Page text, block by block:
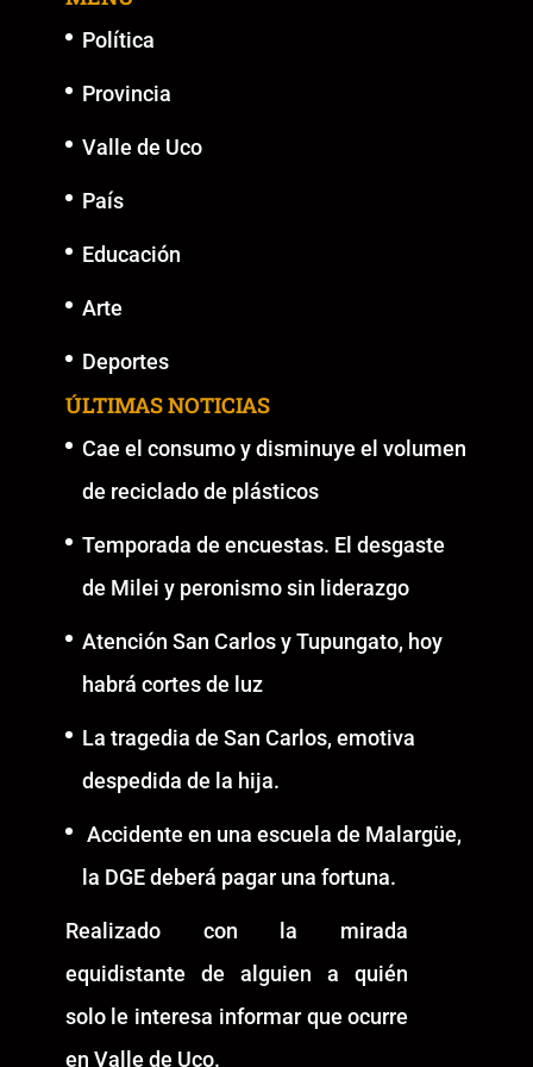
Política
Provincia
Valle de Uco
País
Educación
Arte
Deportes
ÚLTIMAS NOTICIAS
Cae el consumo y disminuye el volumen
de reciclado de plásticos
Temporada de encuestas. El desgaste
de Milei y peronismo sin liderazgo
Atención San Carlos y Tupungato, hoy
habrá cortes de luz
La tragedia de San Carlos, emotiva
despedida de la hija.
Accidente en una escuela de Malargüe,
la DGE deberá pagar una fortuna.
Realizado con la mirada
equidistante de alguien a quién
solo le interesa informar que ocurre
en Valle de Uco.